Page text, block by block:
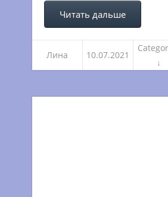
Читать дальше
Лина 10.07.2021
↓